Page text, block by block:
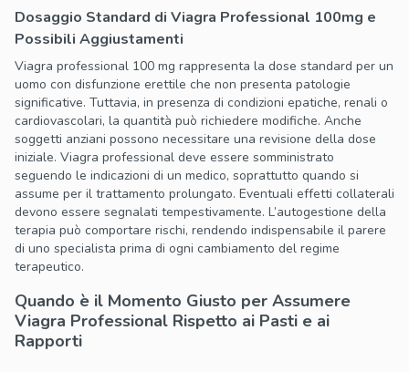
Dosaggio Standard di Viagra Professional 100mg e
Possibili Aggiustamenti
Viagra professional 100 mg rappresenta la dose standard per un
uomo con disfunzione erettile che non presenta patologie
significative. Tuttavia, in presenza di condizioni epatiche, renali o
cardiovascolari, la quantità può richiedere modifiche. Anche
soggetti anziani possono necessitare una revisione della dose
iniziale. Viagra professional deve essere somministrato
seguendo le indicazioni di un medico, soprattutto quando si
assume per il trattamento prolungato. Eventuali effetti collaterali
devono essere segnalati tempestivamente. L’autogestione della
terapia può comportare rischi, rendendo indispensabile il parere
di uno specialista prima di ogni cambiamento del regime
terapeutico.
Quando è il Momento Giusto per Assumere
Viagra Professional Rispetto ai Pasti e ai
Rapporti